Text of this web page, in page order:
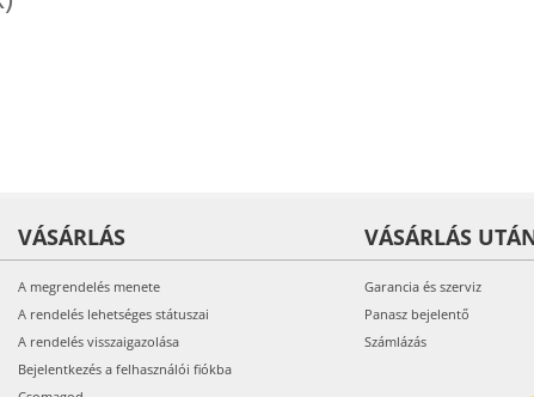
VÁSÁRLÁS
A megrendelés menete
A rendelés lehetséges státuszai
A rendelés visszaigazolása
Bejelentkezés a felhasználói fiókba
VÁSÁRLÁS
Garancia és szerviz
Panasz bejelentő
Számlázás